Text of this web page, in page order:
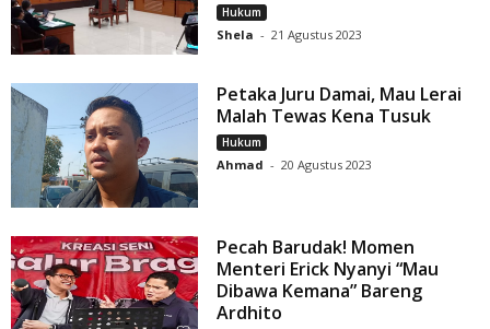
Hukum
Shela - 21 Agustus 2023
Petaka Juru Damai, Mau Lerai
Malah Tewas Kena Tusuk
Hukum
Ahmad - 20 Agustus 2023
Pecah Barudak! Momen
Menteri Erick Nyanyi “Mau
Dibawa Kemana” Bareng
Ardhito